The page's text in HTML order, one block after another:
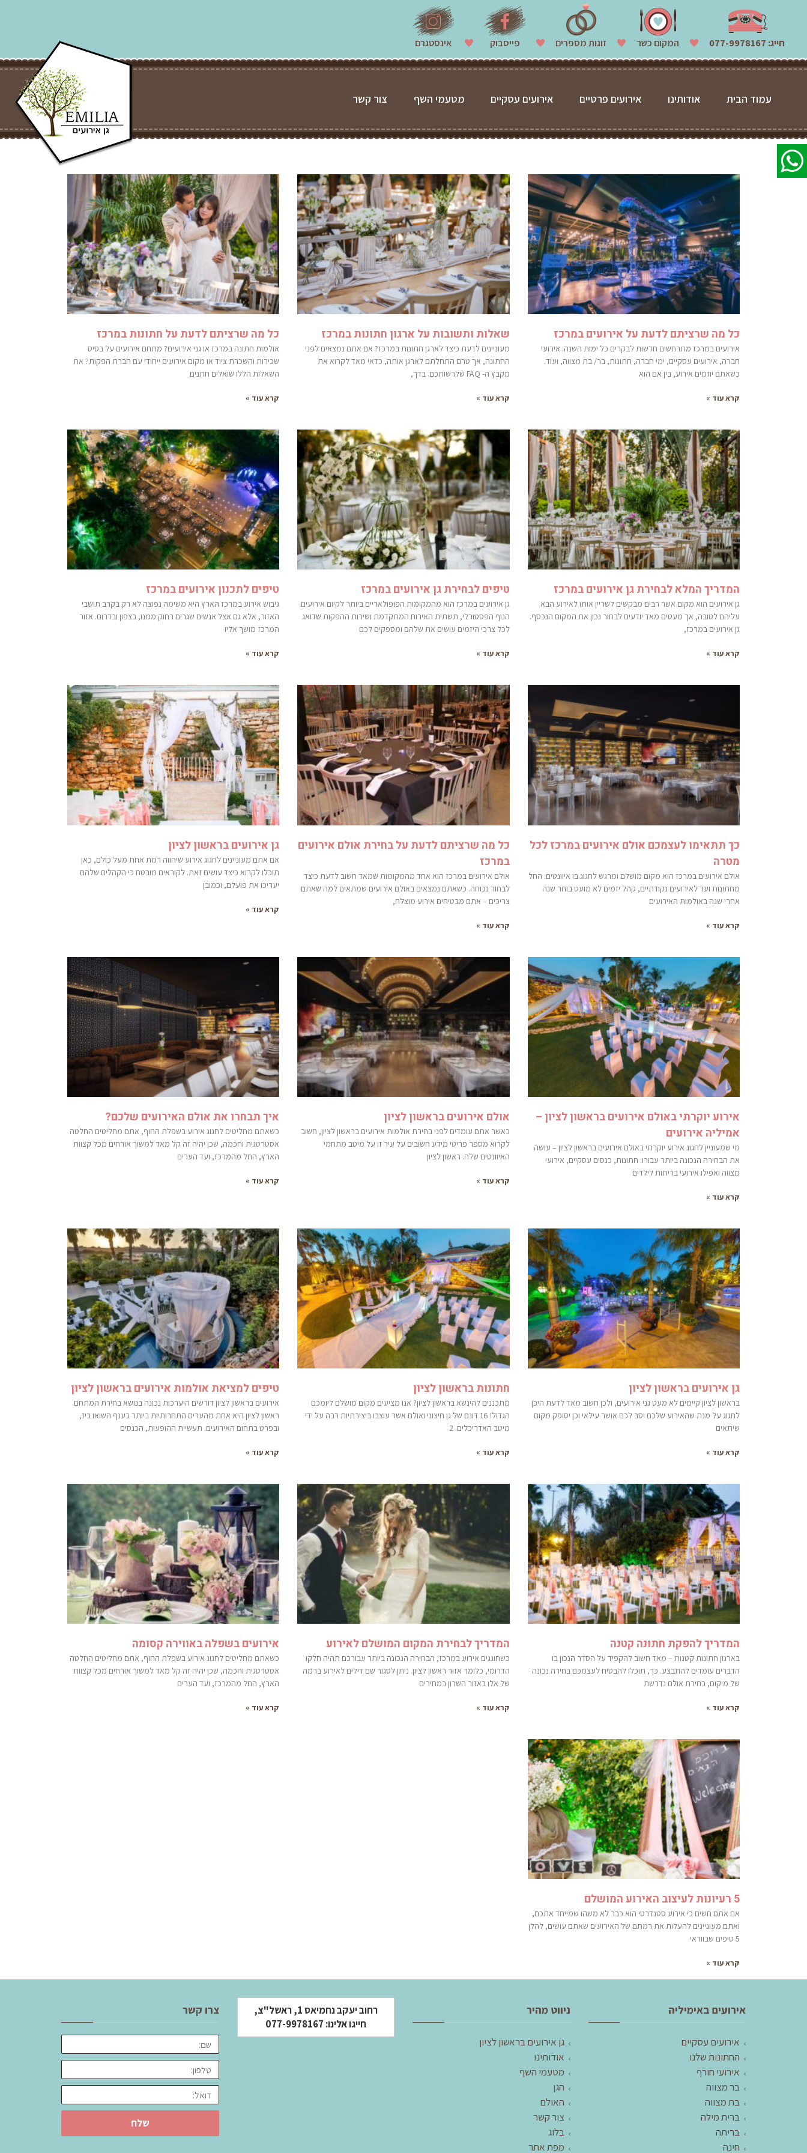
חייג: 077-9978167 המקום כשר זוגות מספרים פייסבוק אינסטגרם
עמוד הבית אודותינו אירועים פרטיים אירועים עסקיים מטעמי השף צור קשר
כל מה שרציתם לדעת על אירועים במרכז
אירועים במרכז מתרחשים חדשות לבקרים כל ימות השנה: אירועי
חברה, אירועים עסקיים, ימי חברה, חתונות, בר/ בת מצווה, ועוד.
כשאתם יוזמים אירוע, בין אם הוא
קרא עוד »
שאלות ותשובות על ארגון חתונות במרכז
מעוניינים לדעת כיצד לארגן חתונות במרכז? אם אתם נמצאים לפני
החתונה, אך טרם התחלתם לארגן אותה, כדאי מאד לקרוא את
מקבץ ה- FAQ שלרשותכם. בדך,
קרא עוד »
כל מה שרציתם לדעת על חתונות במרכז
אולמות חתונה במרכז או גני אירועים? מתחם אירועים על בסיס
שכירות והשכרת ציוד או מקום אירועים ייחודי עם חברת הפקות? את
השאלות הללו שואלים חתנים
קרא עוד »
המדריך המלא לבחירת גן אירועים במרכז
גן אירועים הוא מקום אשר רבים מבקשים לשריין אותו לאירוע הבא
עליהם לטובה, אך מעטים מאד יודעים לבחור נכון את המקום הנכסף.
גן אירועים במרכז,
קרא עוד »
טיפים לבחירת גן אירועים במרכז
גן אירועים במרכז הוא מהמקומות הפופולאריים ביותר לקיום אירועים.
הנוף הפסטורלי, תשתית האירוח המתקדמת ושירות ההפקות שדואג
לכל צרכי היזמים עושים את שלהם ומספקים לכם
קרא עוד »
טיפים לתכנון אירועים במרכז
גיבוש אירוע במרכז הארץ היא משימה נפוצה לא רק בקרב תושבי
האזור, אלא גם אצל אנשים שגרים רחוק ממנו, בצפון ובדרום. אזור
המרכז מושך אליו
קרא עוד »
כך תתאימו לעצמכם אולם אירועים במרכז לכל
מטרה
אולם אירועים במרכז הוא מקום מושלם ומרגש לחגוג בו איוונטים. החל
מחתונות ועד לאירועים נקודתיים, קהל יזמים לא מועט בוחר שנה
אחרי שנה באולמות האירועים
קרא עוד »
כל מה שרציתם לדעת על בחירת אולם אירועים
במרכז
אולם אירועים במרכז הוא אחד מהמקומות שמאד חשוב לדעת כיצד
לבחור נכוחה. כשאתם נמצאים באולם אירועים שמתאים למה שאתם
צריכים – אתם מבטיחים אירוע מוצלח,
קרא עוד »
גן אירועים בראשון לציון
אם אתם מעוניינים לחגוג אירוע שיהווה רמת אחת מעל כולם, כאן
תוכלו לקרוא כיצד עושים זאת. לקוראים מובטח כי הקהלים שלהם
יעריכו את פועלם, וכמובן
קרא עוד »
אירוע יוקרתי באולם אירועים בראשון לציון –
אמיליה אירועים
מי שמעוניין לחגוג אירוע יוקרתי באולם אירועים בראשון לציון – עושה
את הבחירה הנכונה ביותר עבורו: חתונות, כנסים עסקיים, אירועי
מצווה ואפילו אירועי בריתות לילדים
קרא עוד »
אולם אירועים בראשון לציון
כאשר אתם עומדים לפני בחירת אולמות אירועים בראשון לציון, חשוב
לקרוא מספר פריטי מידע חשובים על עיר זו על מיטב מתחמי
האיוונטים שלה. ראשון לציון
קרא עוד »
איך תבחרו את אולם האירועים שלכם?
כשאתם מחליטים לחגוג אירוע בשפלת החוף, אתם מחליטים החלטה
אסטרטגית וחכמה, שכן יהיה זה קל מאד למשוך אורחים מכל קצוות
הארץ, החל מהמרכז, ועד הערים
קרא עוד »
גן אירועים בראשון לציון
בראשון לציון קיימים לא מעט גני אירועים, ולכן חשוב מאד לדעת היכן
לחגוג על מנת שהאירוע שלכם יסב לכם אושר עילאי וכן יסופק מקום
שיתאים
קרא עוד »
חתונות בראשון לציון
מתכננים להינשא בראשון לציון? אנו מציעים מקום מושלם ליומכם
הגדול! 16 דונם של גן חיצוני ואולם אשר עוצבו ביצירתיות רבה על ידי
מיטב האדריכלים. 2
קרא עוד »
טיפים למציאת אולמות אירועים בראשון לציון
אירועים בראשון לציון דורשים היערכות נכונה בנושא בחירת המתחם.
ראשון לציון היא אחת מהערים התחרותיות ביותר בענף השואו ביז,
ובפרט בתחום האירועים. תעשיית ההופעות, הכנסים
קרא עוד »
המדריך להפקת חתונה קטנה
בארגון חתונות קטנות – מאד חשוב להקפיד על הסדר הנכון בו
הדברים עומדים להתבצע. כך, תוכלו להבטיח לעצמכם בחירה נכונה
של מיקום, בחירת אולם נדרשת
קרא עוד »
המדריך לבחירת המקום המושלם לאירוע
כשחוגגים אירוע במרכז, הבחירה הנכונה ביותר עבורכם תהיה חלקו
הדרומי, כלומר אזור ראשון לציון. ניתן לסגור שם דילים לאירוע ברמה
של אלו באזור השרון במחירים
קרא עוד »
אירועים בשפלה באווירה קסומה
כשאתם מחליטים לחגוג אירוע בשפלת החוף, אתם מחליטים החלטה
אסטרטגית וחכמה, שכן יהיה זה קל מאד למשוך אורחים מכל קצוות
הארץ, החל מהמרכז, ועד הערים
קרא עוד »
5 רעיונות לעיצוב האירוע המושלם
אם אתם חשים כי אירוע סטנדרטי הוא כבר לא משהו שמייחד אתכם,
ואתם מעוניינים להעלות את רמתם של האירועים שאתם עושים, להלן
5 טיפים שבוודאי
קרא עוד »
אירועים באימיליה
אירועים עסקיים
החתונות שלנו
אירועי חורף
בר מצווה
בת מצווה
ברית מילה
בריתה
חינה
ניווט מהיר
גן אירועים בראשון לציון
אודותינו
מטעמי השף
הגן
האולם
צור קשר
בלוג
מפת אתר
רחוב יעקב נחמיאס 1, ראשל"צ,
חייגו אלינו: 077-9978167
צרו קשר
שלח